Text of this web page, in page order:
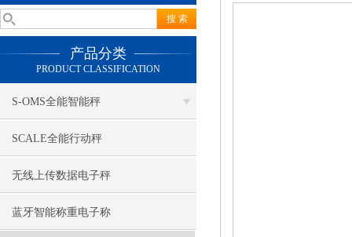
产品分类
PRODUCT CLASSIFICATION
S-OMS全能智能秤
SCALE全能行动秤
无线上传数据电子秤
蓝牙智能称重电子称